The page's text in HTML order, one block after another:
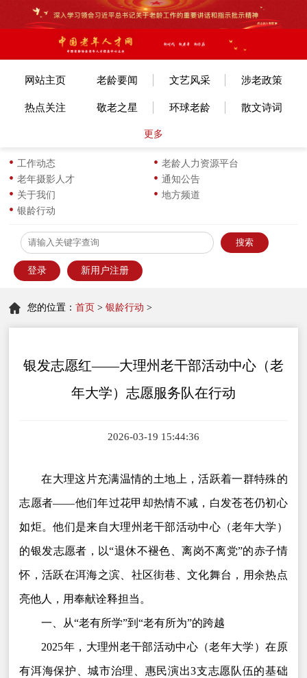
网站主页 老龄要闻 文艺风采 涉老政策
热点关注 敬老之星 环球老龄 散文诗词
各地动态 小说传记
生活新知 服饰服装
为老服务
更多
工作动态
老龄人力资源平台
老年摄影人才
通知公告
关于我们
地方频道
银龄行动
登录 新用户注册
您的位置：首页 >银龄行动 >
银发志愿红——大理州老干部活动中心（老
年大学）志愿服务队在行动
2026-03-19 15:44:36
在大理这片充满温情的土地上，活跃着一群特殊的
志愿者——他们年过花甲却热情不减，白发苍苍仍初心
如炬。他们是来自大理州老干部活动中心（老年大学）
的银发志愿者，以“退休不褪色、离岗不离党”的赤子情
怀，活跃在洱海之滨、社区街巷、文化舞台，用余热点
亮他人，用奉献诠释担当。
一、从“老有所学”到“老有所为”的跨越
2025年，大理州老干部活动中心（老年大学）在原
有洱海保护、城市治理、惠民演出3支志愿队伍的基础